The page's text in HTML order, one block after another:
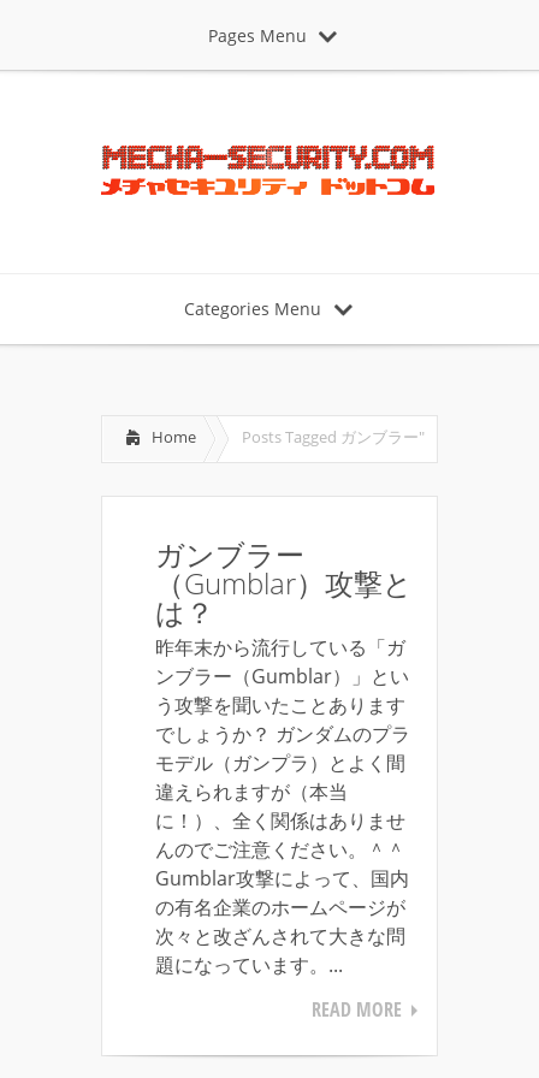
Pages Menu
Categories Menu
Home Posts Tagged ガンブラー"
ガンブラー
（Gumblar）攻撃と
は？
昨年末から流行している「ガ
ンブラー（Gumblar）」とい
う攻撃を聞いたことあります
でしょうか？ ガンダムのプラ
モデル（ガンプラ）とよく間
違えられますが（本当
に！）、全く関係はありませ
んのでご注意ください。＾＾
Gumblar攻撃によって、国内
の有名企業のホームページが
次々と改ざんされて大きな問
題になっています。...
READ MORE